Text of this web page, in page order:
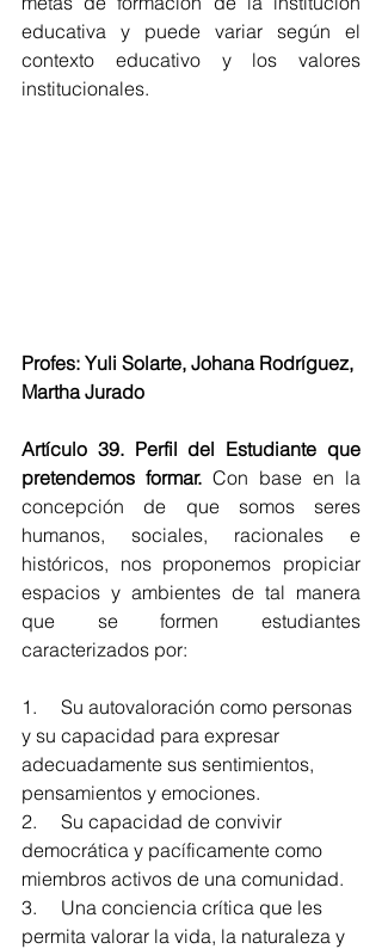
educativa y puede variar según el
contexto educativo y los valores
institucionales.
Profes: Yuli Solarte, Johana Rodríguez,
Martha Jurado
Artículo 39. Perfil del Estudiante que
pretendemos formar. Con base en la
concepción de que somos seres
humanos, sociales, racionales e
históricos, nos proponemos propiciar
espacios y ambientes de tal manera
que se formen estudiantes
caracterizados por:
1.     Su autovaloración como personas
y su capacidad para expresar
adecuadamente sus sentimientos,
pensamientos y emociones.
2.     Su capacidad de convivir
democrática y pacíficamente como
miembros activos de una comunidad.
3.     Una conciencia crítica que les
permita valorar la vida, la naturaleza y